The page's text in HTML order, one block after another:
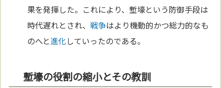
果を発揮した。これにより、塹壕という防御手段は
時代遅れとされ、戦争はより機動的かつ総力的なも
のへと進化していったのである。
塹壕の役割の縮小とその教訓